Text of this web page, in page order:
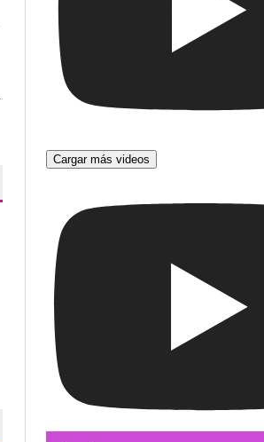
Cargar más videos